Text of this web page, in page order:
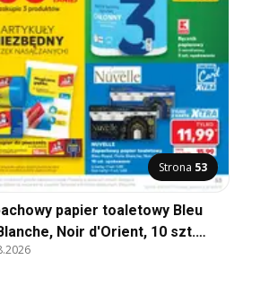
Strona 53
papier toaletowy Bleu
Noir d'Orient, 10 szt.
kartą =1 szt. 1,20) (bez karty =1